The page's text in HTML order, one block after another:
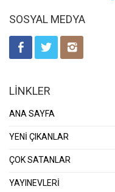
SOSYAL MEDYA
LİNKLER
ANA SAYFA
YENİ ÇIKANLAR
ÇOK SATANLAR
YAYINEVLERİ